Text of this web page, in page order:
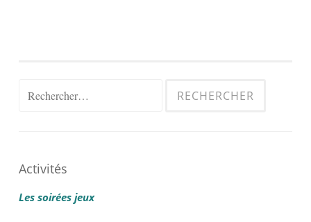
Rechercher :
Activités
Les soirées jeux